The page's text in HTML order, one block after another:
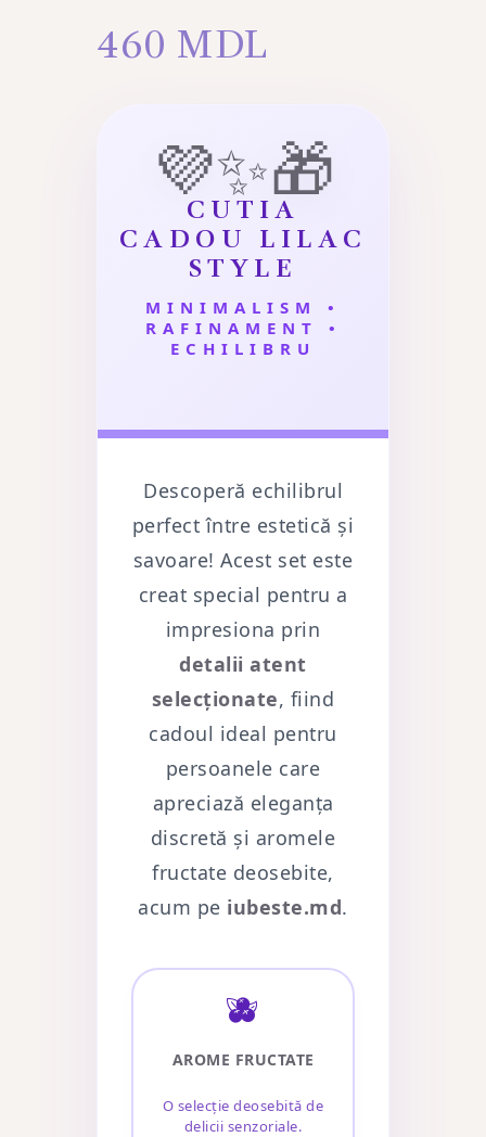
460 MDL
💜✨🎁
CUTIA
CADOU LILAC
STYLE
MINIMALISM •
RAFINAMENT •
ECHILIBRU
Descoperă echilibrul
perfect între estetică și
savoare! Acest set este
creat special pentru a
impresiona prin
detalii atent
selecționate, fiind
cadoul ideal pentru
persoanele care
apreciază eleganța
discretă și aromele
fructate deosebite,
acum pe iubeste.md.
🫐
AROME FRUCTATE
O selecție deosebită de
delicii senzoriale.